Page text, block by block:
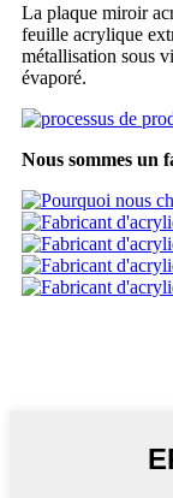
La plaque miroir
feuille acrylique
métallisation sous
évaporé.
Nous sommes un